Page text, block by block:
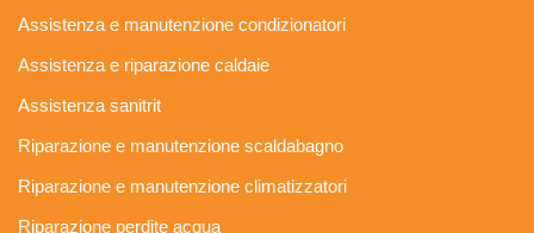
Assistenza e manutenzione condizionatori
Assistenza e riparazione caldaie
Assistenza sanitrit
Riparazione e manutenzione scaldabagno
Riparazione e manutenzione climatizzatori
Riparazione perdite acqua